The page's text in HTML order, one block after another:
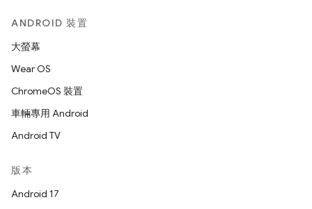
ANDROID 裝置
大螢幕
Wear OS
ChromeOS 裝置
車輛專用 Android
Android TV
版本
Android 17